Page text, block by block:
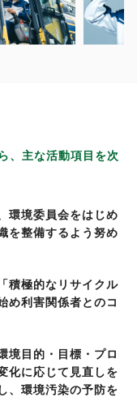
、主な活動項目を次
環境委員会をはじめ
を整備するよう努め
積極的なリサイクル
め利害関係者とのコ
境目的・目標・プロ
化に応じて見直しを
、環境汚染の予防を